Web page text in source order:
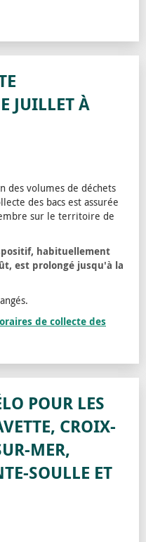
JUILLET À
des volumes de déchets
des bacs est assurée
sur le territoire de
habituellement
est prolongé jusqu'à la
de collecte des
POUR LES
CROIX-
MER,
SOULLE ET